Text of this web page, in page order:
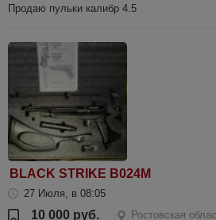
Продаю пульки калибр 4.5
BLACK STRIKE B024М
27 Июля, в 08:05
10 000 руб.
Ростовская